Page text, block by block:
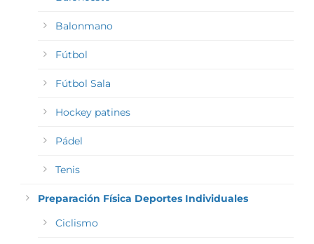
Balonmano
Fútbol
Fútbol Sala
Hockey patines
Pádel
Tenis
Preparación Física Deportes Individuales
Ciclismo